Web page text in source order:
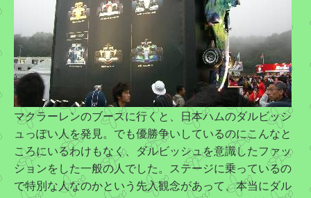
マクラーレンのブースに行くと、日本ハムのダルビッシ
ュっぽい人を発見。でも優勝争いしているのにこんなと
ころにいるわけもなく、ダルビッシュを意識したファッ
ションをした一般の人でした。ステージに乗っているの
で特別な人なのかという先入観念があって、本当にダル